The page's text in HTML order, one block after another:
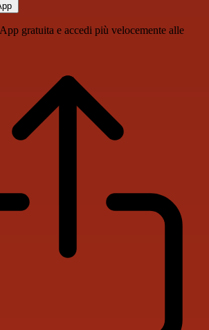
gratuita e accedi più velocemente alle